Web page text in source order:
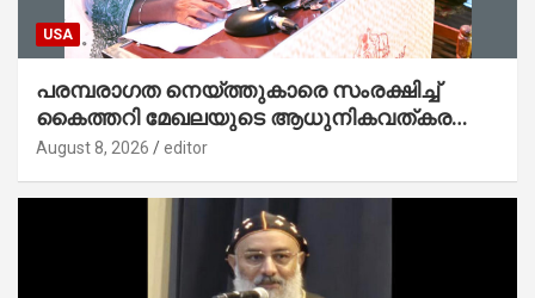
USA
പരമ്പരാഗത നെയ്ത്തുകാരെ സംരക്ഷിച്ച്
കൈത്തറി മേഖലയുടെ ആധുനികവത്കരണം
സാധ്യമാക്കും : ഡെപ്യൂട്ടി സ്പീക്കർ
August 8, 2026 editor